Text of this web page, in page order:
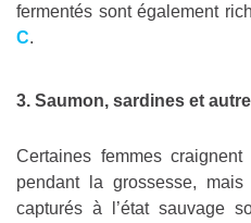
fermentés sont également
C.
3. Saumon, sardines et
Certaines femmes
pendant la grossesse,
capturés à l’état sauvage